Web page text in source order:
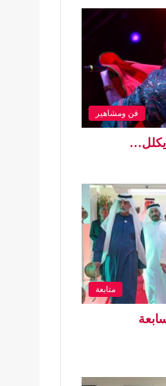
فن ومشاهير
يكلل…
متابعة